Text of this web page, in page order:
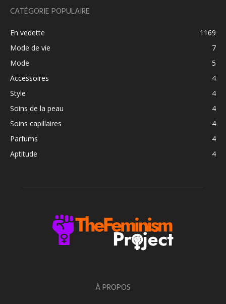
CATÉGORIE POPULAIRE
En vedette
1169
Mode de vie
7
Mode
5
Accessoires
4
Style
4
Soins de la peau
4
Soins capillaires
4
Parfums
4
Aptitude
4
À PROPOS